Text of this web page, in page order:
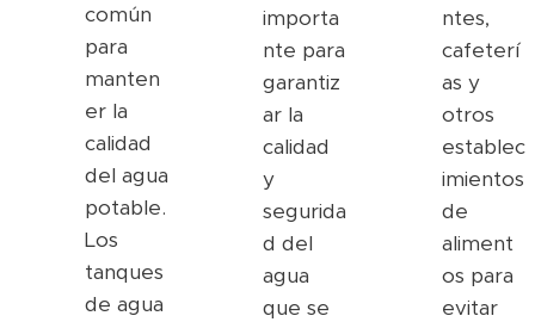
común
para
manten
er la
calidad
del agua
potable.
Los
tanques
de agua
importa
nte para
garantiz
ar la
calidad
y
segurida
d del
agua
que se
ntes,
cafeterí
as y
otros
establec
imientos
de
aliment
os para
evitar